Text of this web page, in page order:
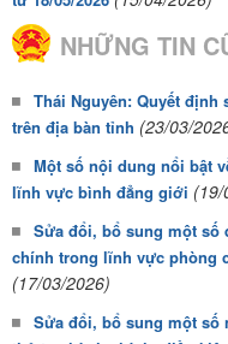
NHỮNG TIN
Thái Nguyên: Quyết định
trên địa bàn tỉnh (23/03/
Một số nội dung nổi bật
lĩnh vực bình đẳng giới (19/
Sửa đổi, bổ sung một số
chính trong lĩnh vực phòng
(17/03/2026)
Sửa đổi, bổ sung một số